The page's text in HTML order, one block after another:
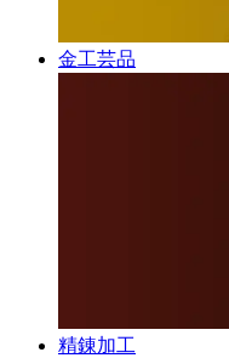
金工芸品
精錬加工